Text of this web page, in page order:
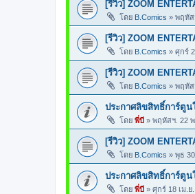
[รีวิว] ZOOM
โดย B.Comics » พฤหัส
[รีวิว] ZOOM
โดย B.Comics » ศุกร์
[รีวิว] ZOOM
โดย B.Comics » พฤหัส
ประกาศลิขสิทธิ์การ์ตูน
โดย พี่บี » พฤหัสฯ. 22
[รีวิว] ZOOM
โดย B.Comics » พุธ
ประกาศลิขสิทธิ์การ์ตูน
โดย พี่บี » ศุกร์ 18 เม.ย